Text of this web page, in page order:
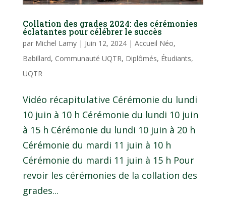
Collation des grades 2024: des cérémonies
éclatantes pour célébrer le succès
par Michel Lamy| Juin 12, 2024| Accueil Néo,
Babillard, Communauté UQTR, Diplômés, Étudiants,
UQTR
Vidéo récapitulative Cérémonie du lundi
10 juin à 10 h Cérémonie du lundi 10 juin
à 15 h Cérémonie du lundi 10 juin à 20 h
Cérémonie du mardi 11 juin à 10 h
Cérémonie du mardi 11 juin à 15 h Pour
revoir les cérémonies de la collation des
grades...